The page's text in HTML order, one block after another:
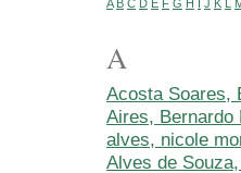
A B C D E F G H I J K L
A
Acosta Soares,
Aires, Bernardo
alves, nicole
Alves de